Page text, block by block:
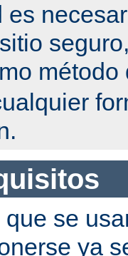
es
método
se
ya